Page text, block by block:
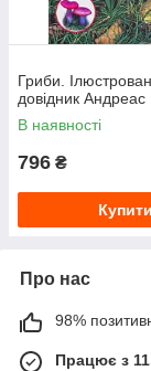
Гриби.
довідник Андреас
В наявності
796 ₴
Купити
Про нас
98%
Працює з